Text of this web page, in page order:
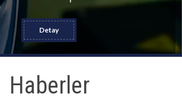
Detay
Haberler